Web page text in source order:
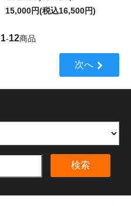
15,000円(税込16,500円)
1-12商品
次へ
検索